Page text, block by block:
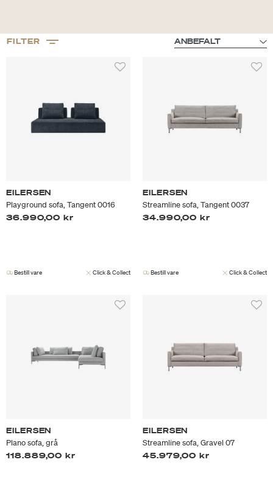
FILTER
EILERSEN
Playground sofa, Tangent 0016
36.990,00 kr
Bestill vare Click & Collect
EILERSEN
Streamline sofa, Tangent 0037
34.990,00 kr
Bestill vare Click & Collect
EILERSEN
Plano sofa, grå
118.889,00 kr
EILERSEN
Streamline sofa, Gravel 07
45.979,00 kr